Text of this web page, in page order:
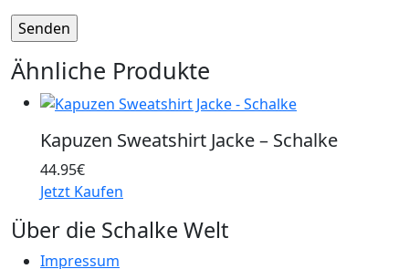
Ähnliche Produkte
Kapuzen Sweatshirt Jacke – Schalke
44.95€
Jetzt Kaufen
Über die Schalke Welt
Impressum